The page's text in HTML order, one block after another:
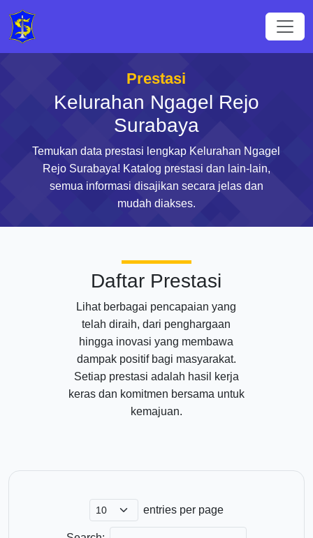
Prestasi
Kelurahan Ngagel Rejo
Surabaya
Temukan data prestasi lengkap Kelurahan Ngagel
Rejo Surabaya! Katalog prestasi dan lain-lain,
semua informasi disajikan secara jelas dan
mudah diakses.
Daftar Prestasi
Lihat berbagai pencapaian yang
telah diraih, dari penghargaan
hingga inovasi yang membawa
dampak positif bagi masyarakat.
Setiap prestasi adalah hasil kerja
keras dan komitmen bersama untuk
kemajuan.
entries per page